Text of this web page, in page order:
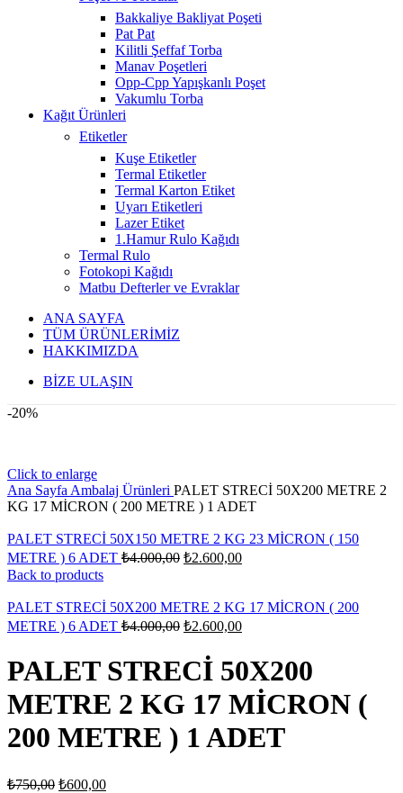
Bakkaliye Bakliyat Poşeti
Pat Pat
Kilitli Şeffaf Torba
Manav Poşetleri
Opp-Cpp Yapışkanlı Poşet
Vakumlu Torba
Kağıt Ürünleri
Etiketler
Kuşe Etiketler
Termal Etiketler
Termal Karton Etiket
Uyarı Etiketleri
Lazer Etiket
1.Hamur Rulo Kağıdı
Termal Rulo
Fotokopi Kağıdı
Matbu Defterler ve Evraklar
ANA SAYFA
TÜM ÜRÜNLERİMİZ
HAKKIMIZDA
BİZE ULAŞIN
-20%
Click to enlarge
Ana Sayfa Ambalaj Ürünleri PALET STRECİ 50X200 METRE 2
KG 17 MİCRON ( 200 METRE ) 1 ADET
PALET STRECİ 50X150 METRE 2 KG 23 MİCRON ( 150
METRE ) 6 ADET ₺4.000,00 Orijinal
₺2.600,00Şu
₺2.600,00.
Back to products
PALET STRECİ 50X200 METRE 2 KG 17 MİCRON ( 200
METRE ) 6 ADET ₺4.000,00 Orijinal
₺4.000,00.
₺2.600,00Şu
₺2.600,00.
PALET STRECİ 50X200
METRE 2 KG 17 MİCRON (
200 METRE ) 1 ADET
₺750,00 Orijinal
₺600,00Şu